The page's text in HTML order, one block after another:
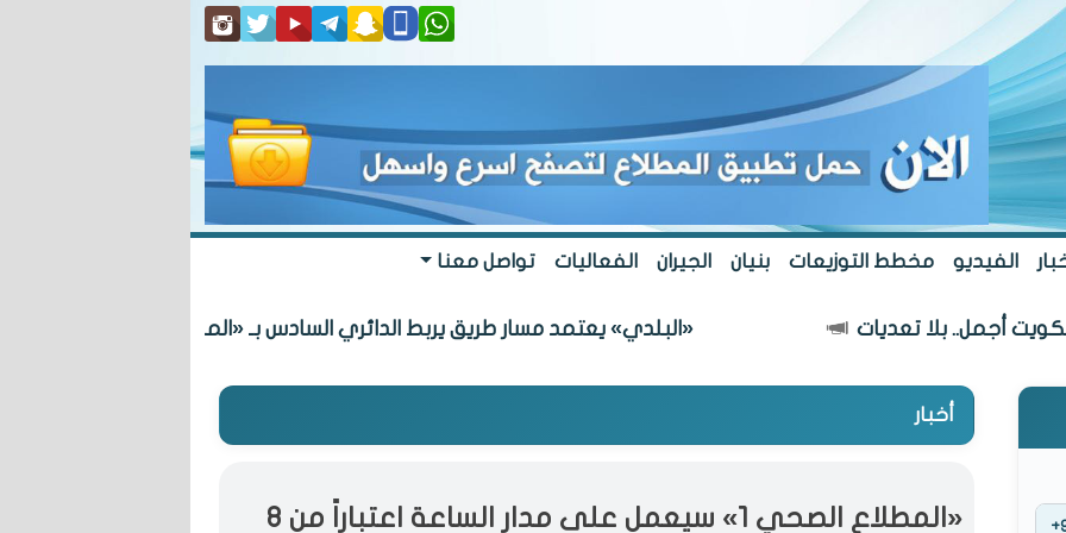
الفيديو مخطط التوزيعات بنيان الجيران الفعاليات تواصل معنا
بلا تعديات «البلدي» يعتمد مسار طريق يربط الدائري السادس بـ «المطلاع» السكنية
أخبار
«المطلاع الصحي 1» سيعمل على مدار الساعة اعتباراً من 8